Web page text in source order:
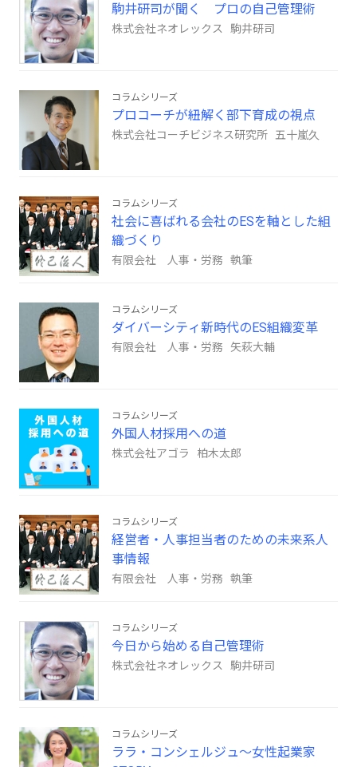
駒井研司が聞く プロの自己管理術
株式会社ネオレックス 駒井研司
コラムシリーズ
プロコーチが紐解く部下育成の視点
株式会社コーチビジネス研究所 五十嵐久
コラムシリーズ
社会に喜ばれる会社のESを軸とした組
織づくり
有限会社 人事・労務 執筆
コラムシリーズ
ダイバーシティ新時代のES組織変革
有限会社 人事・労務 矢萩大輔
コラムシリーズ
外国人材採用への道
株式会社アゴラ 柏木太郎
コラムシリーズ
経営者・人事担当者のための未来系人
事情報
有限会社 人事・労務 執筆
コラムシリーズ
今日から始める自己管理術
株式会社ネオレックス 駒井研司
コラムシリーズ
ララ・コンシェルジュ～女性起業家